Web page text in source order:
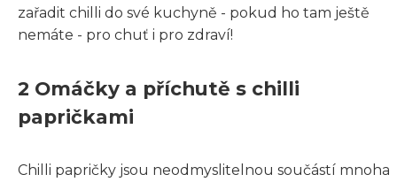
zařadit chilli do své kuchyně - pokud ho tam ještě
nemáte - pro chuť i pro zdraví!
2 Omáčky a příchutě s chilli
papričkami
Chilli papričky jsou neodmyslitelnou součástí mnoha